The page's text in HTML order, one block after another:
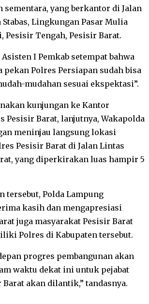
sementara, yang berkantor di Jalan
Stabas, Lingkungan Pasar Mulia
Pesisir Tengah, Pesisir Barat.
I Pemkab setempat bahwa
pekan Polres Persiapan sudah bisa
mudahan sesuai ekspektasi”.
kunjungan ke Kantor
Pesisir Barat, lanjutnya, Wakapolda
meninjau langsung lokasi
Pesisir Barat di Jalan Lintas
yang diperkirakan luas hampir 5
tersebut, Polda Lampung
kasih dan mengapresiasi
juga masyarakat Pesisir Barat
Polres di Kabupaten tersebut.
progres pembangunan akan
waktu dekat ini untuk pejabat
akan dilantik,” tandasnya.